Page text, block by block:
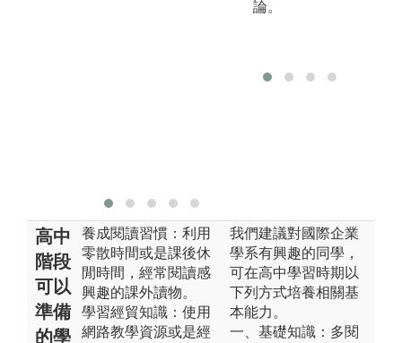
論。
高中
階段
可以
準備
的學
養成閱讀習慣：利用
零散時間或是課後休
閒時間，經常閱讀感
興趣的課外讀物。
學習經貿知識：使用
網路教學資源或是經
我們建議對國際企業
學系有興趣的同學，
可在高中學習時期以
下列方式培養相關基
本能力。
一、基礎知識：多閱